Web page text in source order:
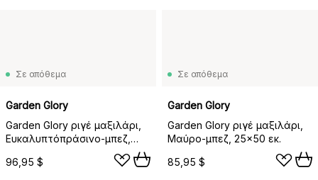
Σε απόθεμα
Garden Glory
Garden Glory ριγέ μαξιλάρι,
Ευκαλυπτόπράσινο-μπεζ,
96,95 $
Σε απόθεμα
Garden Glory
Garden Glory ριγέ μαξιλάρι,
Μαύρο-μπεζ, 25x50 εκ.
85,95 $